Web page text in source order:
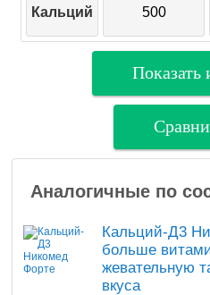
Кальций 500
Аналогичные по
Кальций-Д3
больше
жевательную
вкуса